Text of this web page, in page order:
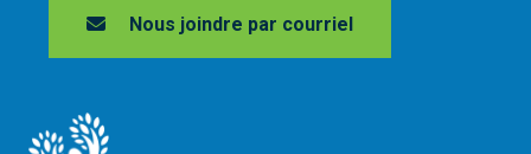
Nous joindre par courriel